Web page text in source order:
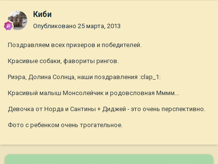
Киби
Опубликовано 25 марта, 2013
Поздравляем всех призеров и победителей.
Красивые собаки, фавориты рингов.
Риэра, Долина Солнца, наши поздравления :clap_1:
Красивый малыш Монсолейчик и родовсловная Мммм...
Девочка от Норда и Сантины + Диджей - это очень перспективно.
Фото с ребенком очень трогательное.